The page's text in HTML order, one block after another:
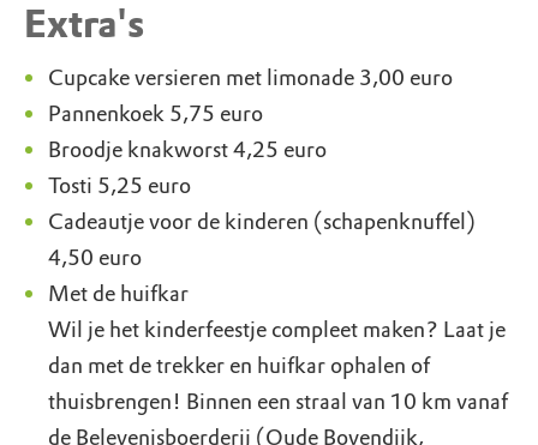
Extra's
Cupcake versieren met limonade 3,00 euro
Pannenkoek 5,75 euro
Broodje knakworst 4,25 euro
Tosti 5,25 euro
Cadeautje voor de kinderen (schapenknuffel)
4,50 euro
Met de huifkar
Wil je het kinderfeestje compleet maken? Laat je
dan met de trekker en huifkar ophalen of
thuisbrengen! Binnen een straal van 10 km vanaf
de Belevenisboerderij (Oude Bovendijk,